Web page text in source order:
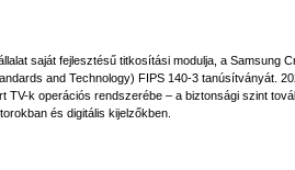
saját fejlesztésű titkosítási modulja, a Samsung
and Technology) FIPS 140-3 tanúsítványát.
TV-k operációs rendszerébe – a biztonsági szint
és digitális kijelzőkben.